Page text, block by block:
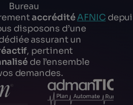
Bureau
accréditéAFNIC
disposons d’une
assurant un
, pertinent
de l’ensemble
demandes.